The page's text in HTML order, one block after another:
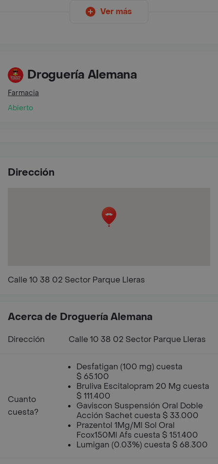
Ver más
Droguería Alemana
Farmacia
Abierto
Dirección
Calle 10 38 02 Sector Parque Lleras
Acerca de Droguería Alemana
Dirección Calle 10 38 02 Sector Parque Lleras
Cuanto
cuesta?
Desfatigan (100 mg) cuesta
$ 65.100
Bruliva Escitalopram 20 Mg cuesta
$ 111.400
Gaviscon Suspensión Oral Doble
Acción Sachet cuesta $ 33.000
Prazentol 1Mg/Ml Sol Oral
Fcox150Ml Afs cuesta $ 151.400
Lumigan (0.03%) cuesta $ 68.300